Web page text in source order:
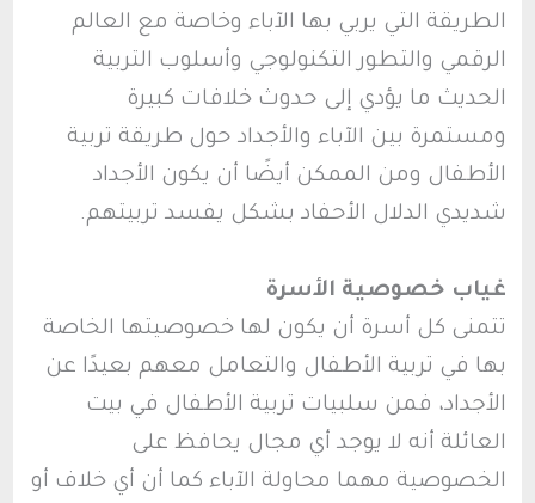
الطريقة التي يربي بها الآباء وخاصة مع العالم
الرقمي والتطور التكنولوجي وأسلوب التربية
الحديث ما يؤدي إلى حدوث خلافات كبيرة
ومستمرة بين الآباء والأجداد حول طريقة تربية
الأطفال ومن الممكن أيضًا أن يكون الأجداد
شديدي الدلال الأحفاد بشكل يفسد تربيتهم.
غياب خصوصية الأسرة
تتمنى كل أسرة أن يكون لها خصوصيتها الخاصة
بها في تربية الأطفال والتعامل معهم بعيدًا عن
الأجداد، فمن سلبيات تربية الأطفال في بيت
العائلة أنه لا يوجد أي مجال يحافظ على
الخصوصية مهما محاولة الآباء كما أن أي خلاف أو